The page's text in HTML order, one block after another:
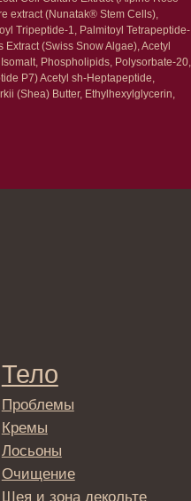
extract (Nunatak® Stem Cells),
Tripeptide-1, Palmitoyl Tetrapeptide-
(Swiss Snow Algae), Acetyl
Phospholipids, Polysorbate-20,
P7) Acetyl sh-Heptapeptide,
(Shea) Butter, Ethylhexylglycerin,